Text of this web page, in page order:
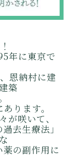
年に東京で
恩納村に建
築
ります。
咲いて、
去生療法」
の副作用に